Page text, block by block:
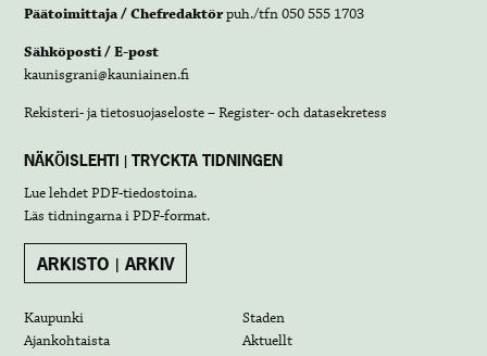
Päätoimittaja / Chefredaktörpuh./tfn 050 555 1703
Sähköposti / E-post
kaunisgrani@kauniainen.fi
Rekisteri- ja tietosuojaseloste – Register- och datasekretess
NÄKÖISLEHTI | TRYCKTA TIDNINGEN
Lue lehdetPDF-tiedostoina.
Läs tidningarna iPDF-format.
ARKISTO | ARKIV
Kaupunki
Staden
Ajankohtaista
Aktuellt